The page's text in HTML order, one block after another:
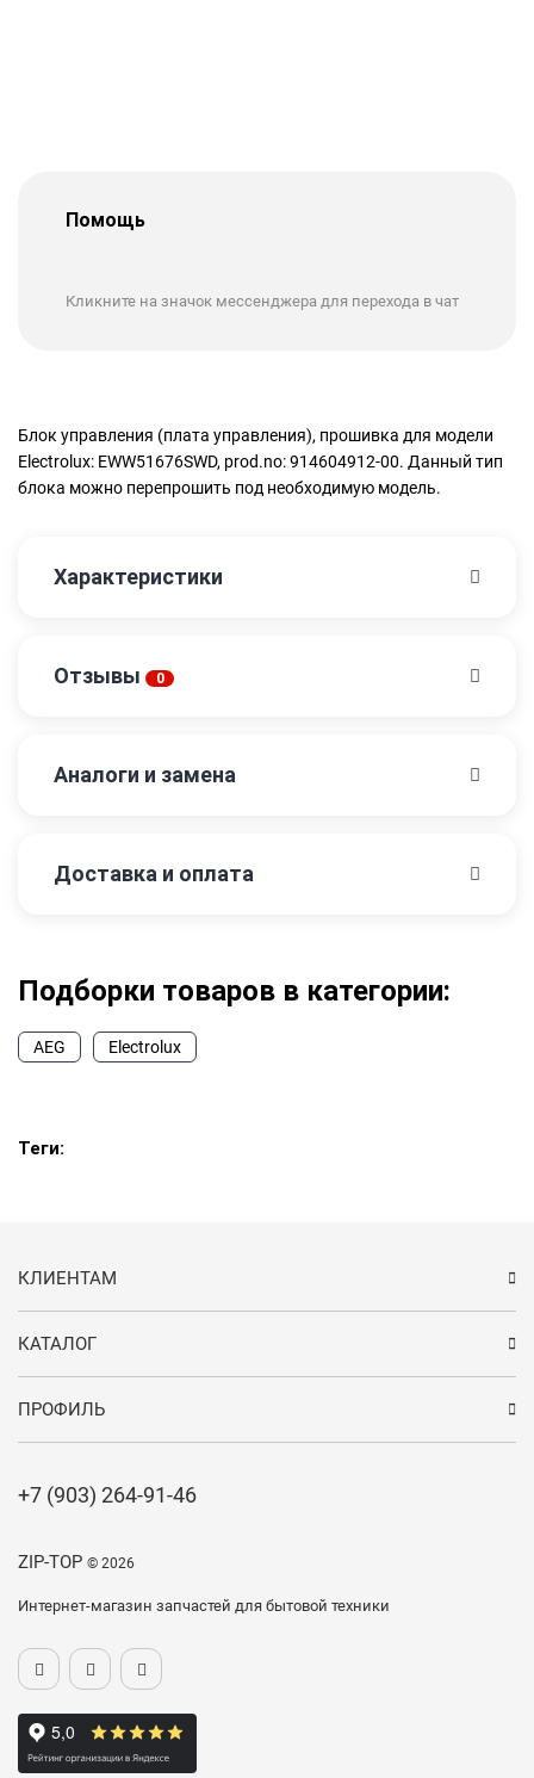
Помощь
Кликните на значок мессенджера для перехода в чат
Блок управления (плата управления), прошивка для модели
Electrolux: EWW51676SWD, prod.no: 914604912-00. Данный тип
блока можно перепрошить под необходимую модель.
Характеристики
Отзывы 0
Аналоги и замена
Доставка и оплата
Подборки товаров в категории:
AEG Electrolux
Теги:
ZIP-TOP © 2026
Интернет-магазин запчастей для бытовой техники
КЛИЕНТАМ
КАТАЛОГ
ПРОФИЛЬ
+7 (903) 264-91-46